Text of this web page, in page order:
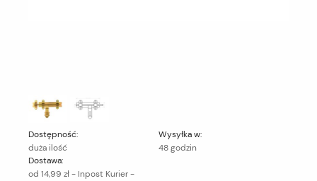
Dostępność:
duża ilość
Wysyłka w:
48 godzin
Dostawa:
od 14,99 zł- Inpost Kurier -